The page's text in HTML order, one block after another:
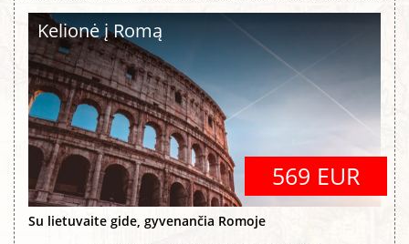
Kelionė į Romą
569 EUR
Su lietuvaite gide, gyvenančia Romoje